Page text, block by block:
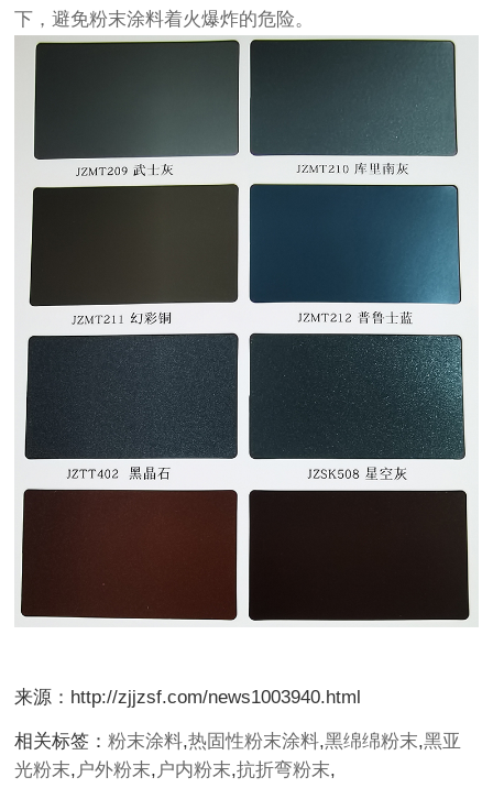
下，避免粉末涂料着火爆炸的危险。
来源：http://zjjzsf.com/news1003940.html
相关标签：粉末涂料,热固性粉末涂料,黑绵绵粉末,黑亚
光粉末, 户外粉末, 户内粉末,抗折弯粉末,